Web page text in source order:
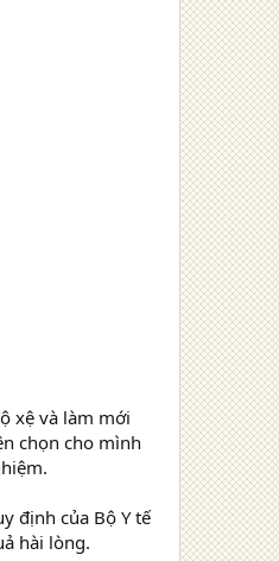
xệ và làm mới
chọn cho mình
định của Bộ Y tế
hài lòng.